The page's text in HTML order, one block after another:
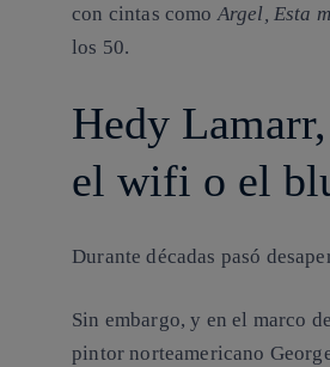
con cintas como Argel, Esta
los 50.
Hedy
el wifi o el
Durante décadas pasó
Sin embargo, y en el marco
pintor norteamericano